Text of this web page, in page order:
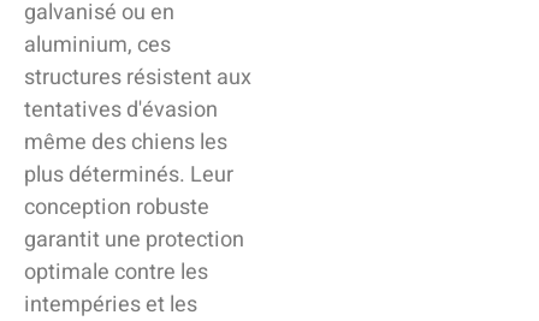
galvanisé ou en
aluminium, ces
structures résistent aux
tentatives d'évasion
même des chiens les
plus déterminés. Leur
conception robuste
garantit une protection
optimale contre les
intempéries et les